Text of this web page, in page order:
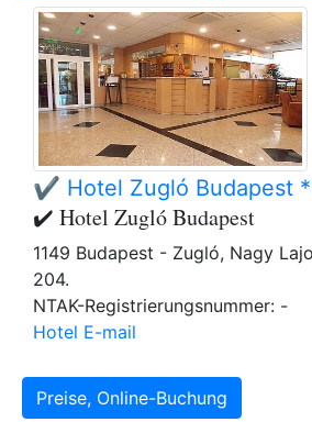
✔️ Hotel Zugló Budapest
✔️ Hotel Zugló Budapest
1149 Budapest - Zugló, Nagy
204.
NTAK-Registrierungsnummer: -
Hotel E-mail
Preise, Online-Buchung